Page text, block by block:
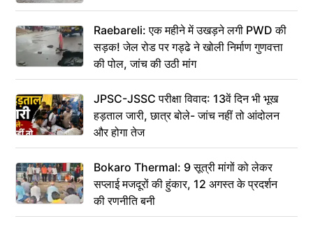
Raebareli: एक महीने में उखड़ने लगी PWD की
सड़क! जेल रोड पर गड्ढे ने खोली निर्माण गुणवत्ता
की पोल, जांच की उठी मांग
JPSC-JSSC परीक्षा विवाद: 13वें दिन भी भूख
हड़ताल जारी, छात्र बोले- जांच नहीं तो आंदोलन
और होगा तेज
Bokaro Thermal: 9 सूत्री मांगों को लेकर
सप्लाई मजदूरों की हुंकार, 12 अगस्त के प्रदर्शन
की रणनीति बनी